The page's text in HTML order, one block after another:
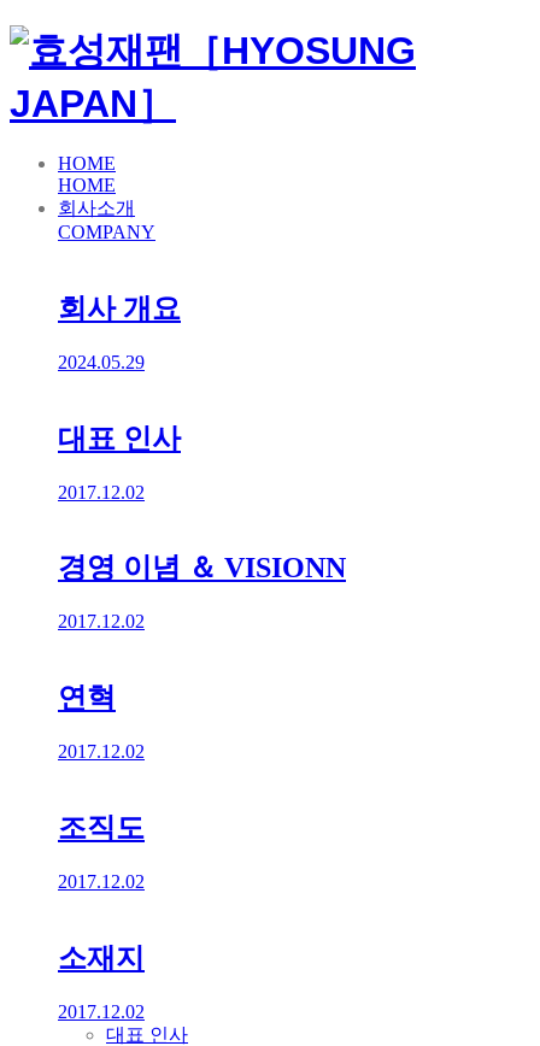
HOME
HOME
회사소개
COMPANY
회사 개요
2024.05.29
대표 인사
2017.12.02
경영 이념 ＆ VISIONN
2017.12.02
연혁
2017.12.02
조직도
2017.12.02
소재지
2017.12.02
대표 인사